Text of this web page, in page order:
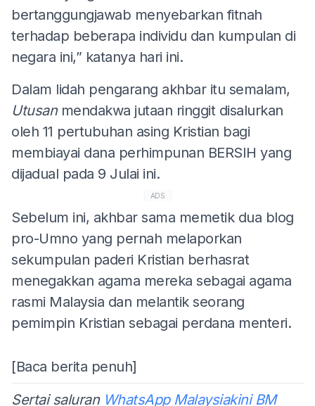
bertanggungjawab menyebarkan fitnah
terhadap beberapa individu dan kumpulan di
negara ini,” katanya hari ini.
Dalam lidah pengarang akhbar itu semalam,
Utusan mendakwa jutaan ringgit disalurkan
oleh 11 pertubuhan asing Kristian bagi
membiayai dana perhimpunan BERSIH yang
dijadual pada 9 Julai ini.
ADS
Sebelum ini, akhbar sama memetik dua blog
pro-Umno yang pernah melaporkan
sekumpulan paderi Kristian berhasrat
menegakkan agama mereka sebagai agama
rasmi Malaysia dan melantik seorang
pemimpin Kristian sebagai perdana menteri.
[Baca berita penuh]
Sertai saluran WhatsApp Malaysiakini BM